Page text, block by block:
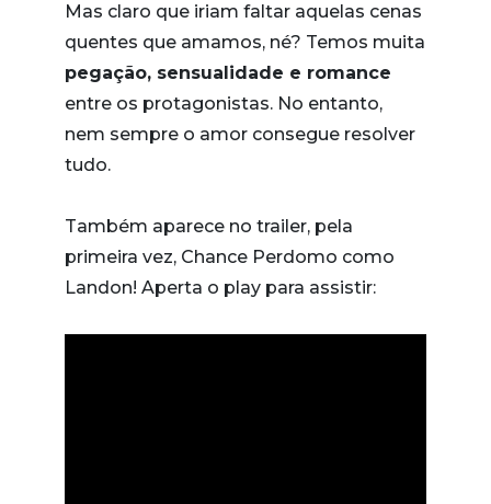
Mas claro que iriam faltar aquelas cenas
quentes que amamos, né? Temos muita
pegação, sensualidade e romance
entre os protagonistas. No entanto,
nem sempre o amor consegue resolver
tudo.
Também aparece no trailer, pela
primeira vez, Chance Perdomo como
Landon! Aperta o play para assistir: